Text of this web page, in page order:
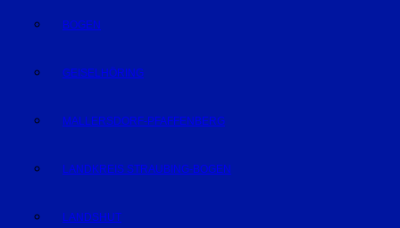
BOGEN
GEISELHÖRING
MALLERSDORF-PFAFFENBERG
LANDKREIS STRAUBING-BOGEN
LANDSHUT